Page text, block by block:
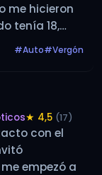
me hicieron
tenía 18,
consigo…
#Auto#Vergón
★ 4,5 (17)
con el
empezó a